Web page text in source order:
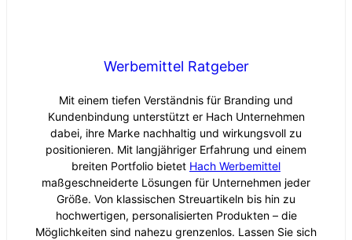
Werbemittel Ratgeber
Mit einem tiefen Verständnis für Branding und
Kundenbindung unterstützt er Hach Unternehmen
dabei, ihre Marke nachhaltig und wirkungsvoll zu
positionieren. Mit langjähriger Erfahrung und einem
breiten Portfolio bietet Hach Werbemittel
maßgeschneiderte Lösungen für Unternehmen jeder
Größe. Von klassischen Streuartikeln bis hin zu
hochwertigen, personalisierten Produkten – die
Möglichkeiten sind nahezu grenzenlos. Lassen Sie sich